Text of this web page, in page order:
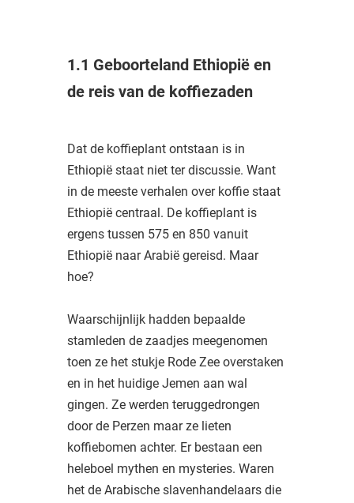
1.1 Geboorteland Ethiopië en
de reis van de koffiezaden
Dat de koffieplant ontstaan is in
Ethiopië staat niet ter discussie. Want
in de meeste verhalen over koffie staat
Ethiopië centraal. De koffieplant is
ergens tussen 575 en 850 vanuit
Ethiopië naar Arabië gereisd. Maar
hoe?
Waarschijnlijk hadden bepaalde
stamleden de zaadjes meegenomen
toen ze het stukje Rode Zee overstaken
en in het huidige Jemen aan wal
gingen. Ze werden teruggedrongen
door de Perzen maar ze lieten
koffiebomen achter. Er bestaan een
heleboel mythen en mysteries. Waren
het de Arabische slavenhandelaars die